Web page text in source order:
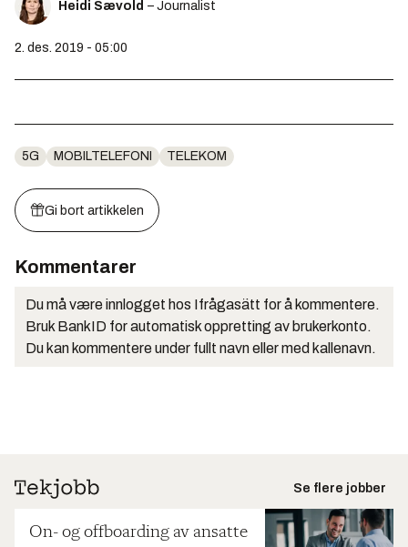
Heidi Sævold – Journalist
2. des. 2019 - 05:00
5G MOBILTELEFONI TELEKOM
Gi bort artikkelen
Kommentarer
Du må være innlogget hos Ifrågasätt for å kommentere.
Bruk BankID for automatisk oppretting av brukerkonto.
Du kan kommentere under fullt navn eller med kallenavn.
Se flere jobber
On- og offboarding av ansatte